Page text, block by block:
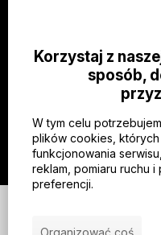
E-mail: info@imothep.cz
Nasz Instagram
Korzystaj z
sposób,
W tym celu
plików cookies,
funkcjonowania
reklam, pomiaru ruchu
preferencji.
Organizować coś